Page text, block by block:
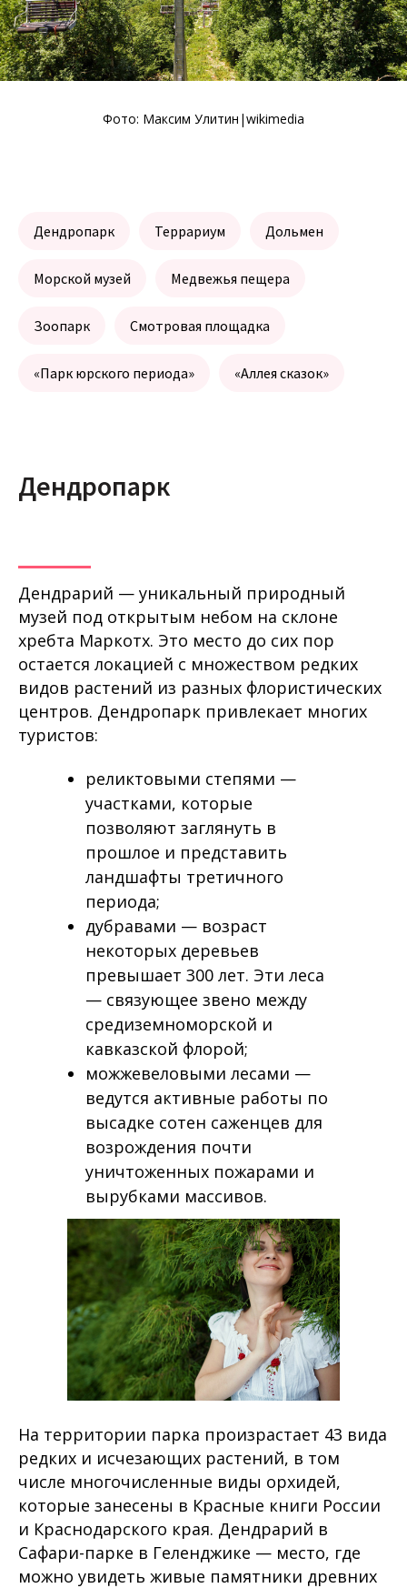
Фото: Максим Улитин |wikimedia
Дендропарк Террариум Дольмен
Морской музей Медвежья пещера
Зоопарк Смотровая площадка
«Парк юрского периода» «Аллея сказок»
Дендропарк
Дендрарий — уникальный природный
музей под открытым небом на склоне
хребта Маркотх. Это место до сих пор
остается локацией с множеством редких
видов растений из разных флористических
центров. Дендропарк привлекает многих
туристов:
реликтовыми степями —
участками, которые
позволяют заглянуть в
прошлое и представить
ландшафты третичного
периода;
дубравами — возраст
некоторых деревьев
превышает 300 лет. Эти леса
— связующее звено между
средиземноморской и
кавказской флорой;
можжевеловыми лесами —
ведутся активные работы по
высадке сотен саженцев для
возрождения почти
уничтоженных пожарами и
вырубками массивов.
На территории парка произрастает 43 вида
редких и исчезающих растений, в том
числе многочисленные виды орхидей,
которые занесены в Красные книги России
и Краснодарского края. Дендрарий в
Сафари-парке в Геленджике — место, где
можно увидеть живые памятники древних